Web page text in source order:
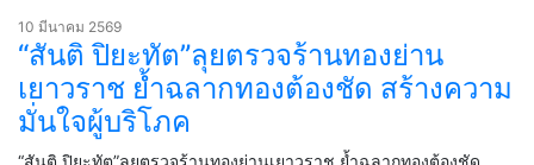
10 มีนาคม 2569
“สันติ ปิยะทัต”ลุยตรวจร้านทองย่าน
เยาวราช ย้ำฉลากทองต้องชัด สร้างความ
มั่นใจผู้บริโภค
“สันติ ปิยะทัต”ลุยตรวจร้านทองย่านเยาวราช ย้ำฉลากทองต้องชัด